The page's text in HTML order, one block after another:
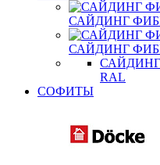
САЙДИНГ
САЙДИНГ
RAL
СОФИТЫ